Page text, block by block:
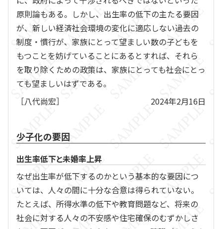
原則論もある。しかし、出生率の低下の主たる要因
が、新しい経済社会環境の変化に適応しない過去の
制度・慣行が、家族にとって望ましい数の子どもを
もつことを妨げていることにあるとすれば、それら
を取り除くための政策は、家族にとっても社会にとっ
ても望ましいはずである。
［八代尚宏］
2024年2月16日
少子化の要因
出生率低下と未婚率上昇
なぜ出生率が低下するのかという基本的な要因につ
いては、人々の間に十分な合意は得られていない。
たとえば、所得水準の低下や教育問題など、将来の
社会に対する人々の不安感や住宅確保のむずかしさ